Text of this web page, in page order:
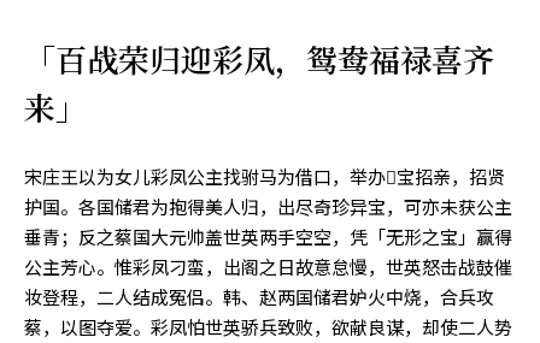
「百战荣归迎彩凤，鸳鸯福禄喜齐
来」
宋庄王以为女儿彩凤公主找驸马为借口，举办𫔯宝招亲，招贤
护国。各国储君为抱得美人归，出尽奇珍异宝，可亦未获公主
垂青；反之蔡国大元帅盖世英两手空空，凭「无形之宝」赢得
公主芳心。惟彩凤刁蛮，出阁之日故意怠慢，世英怒击战鼓催
妆登程，二人结成冤侣。韩、赵两国储君妒火中烧，合兵攻
蔡，以图夺爱。彩凤怕世英骄兵致败，欲献良谋，却使二人势